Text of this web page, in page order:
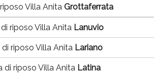
Villa AnitaGrottaferrata
riposo Villa Anita Lanuvio
di riposo Villa Anita Lariano
di riposo Villa Anita Latina